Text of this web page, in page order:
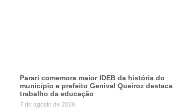
Parari comemora maior IDEB da história do
município e prefeito Genival Queiroz destaca
trabalho da educação
7 de agosto de 2026